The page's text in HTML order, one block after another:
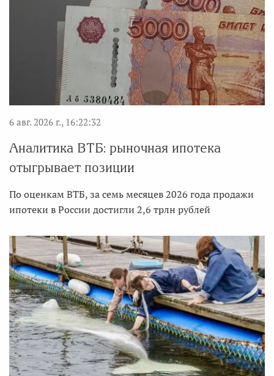
6 авг. 2026 г., 16:22:32
Аналитика ВТБ: рыночная ипотека
отыгрывает позиции
По оценкам ВТБ, за семь месяцев 2026 года продажи
ипотеки в России достигли 2,6 трлн рублей